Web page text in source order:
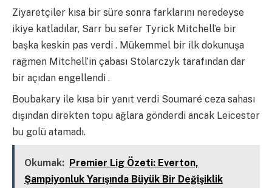
Ziyaretçiler kısa bir süre sonra farklarını neredeyse
ikiye katladılar, Sarr bu sefer Tyrick Mitchell’e bir
başka keskin pas verdi . Mükemmel bir ilk dokunuşa
rağmen Mitchell’in çabası Stolarczyk tarafından dar
bir açıdan engellendi .
Boubakary ile kısa bir yanıt verdi Soumaré ceza sahası
dışından direkten topu ağlara gönderdi ancak Leicester
bu golü atamadı.
Okumak: Premier Lig Özeti: Everton,
Şampiyonluk Yarışında Büyük Bir Değişiklik